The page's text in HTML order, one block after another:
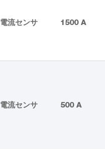
電流センサ 1500 A
電流センサ 500 A